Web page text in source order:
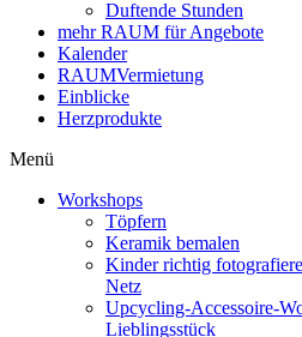
Duftende Stunden
mehr RAUM für Angebote
Kalender
RAUMVermietung
Einblicke
Herzprodukte
Menü
Workshops
Töpfern
Keramik bemalen
Kinder richtig
Netz
Upcycling-Accessoire-
Lieblingsstück